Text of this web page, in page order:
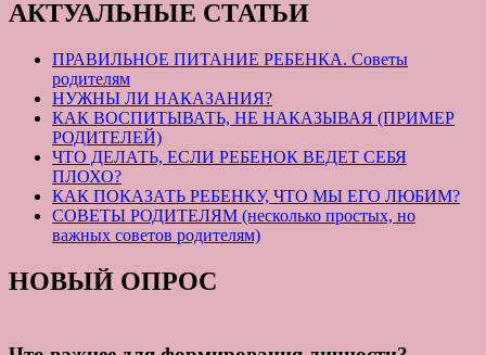
АКТУАЛЬНЫЕ СТАТЬИ
ПРАВИЛЬНОЕ ПИТАНИЕ РЕБЕНКА. Советы
родителям
НУЖНЫ ЛИ НАКАЗАНИЯ?
КАК ВОСПИТЫВАТЬ, НЕ НАКАЗЫВАЯ (ПРИМЕР
РОДИТЕЛЕЙ)
ЧТО ДЕЛАТЬ, ЕСЛИ РЕБЕНОК ВЕДЕТ СЕБЯ
ПЛОХО?
КАК ПОКАЗАТЬ РЕБЕНКУ, ЧТО МЫ ЕГО ЛЮБИМ?
СОВЕТЫ РОДИТЕЛЯМ (несколько простых, но
важных советов родителям)
НОВЫЙ ОПРОС